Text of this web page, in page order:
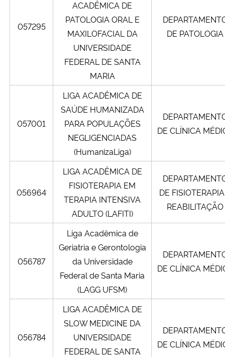
057295
ACADÊMICA DE
PATOLOGIA ORAL E
MAXILOFACIAL DA
UNIVERSIDADE
FEDERAL DE SANTA
MARIA
DE PATOLOGIA
057001
LIGA ACADÊMICA DE
SAÚDE HUMANIZADA
PARA POPULAÇÕES
NEGLIGENCIADAS
(HumanizaLiga)
DE CLÍNICA
056964
LIGA ACADÊMICA DE
FISIOTERAPIA EM
TERAPIA INTENSIVA
ADULTO (LAFITI)
DE
REABILITAÇÃO
056787
Liga Acadêmica de
Geriatria e Gerontologia
da Universidade
Federal de Santa Maria
(LAGG UFSM)
DE CLÍNICA
056784
LIGA ACADÊMICA DE
SLOW MEDICINE DA
UNIVERSIDADE
FEDERAL DE SANTA
DE CLÍNICA